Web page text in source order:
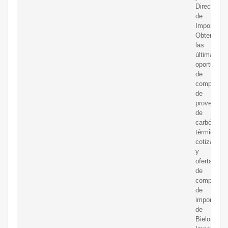
Directorio
de
Obtenga
las
últimas
de
compra
de
de
carbón
térmico,
y
ofertas
de
compra
de
de
Bielorrusia,